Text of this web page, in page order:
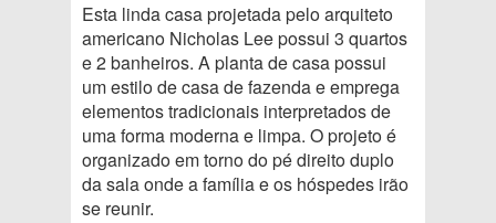
Esta linda casa projetada pelo arquiteto
americano Nicholas Lee possui 3 quartos
e 2 banheiros. A planta de casa possui
um estilo de casa de fazenda e emprega
elementos tradicionais interpretados de
uma forma moderna e limpa. O projeto é
organizado em torno do pé direito duplo
da sala onde a família e os hóspedes irão
se reunir.